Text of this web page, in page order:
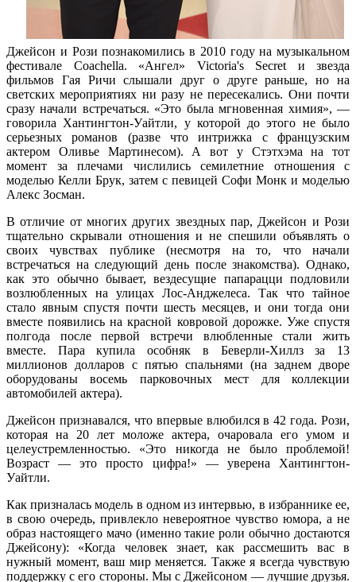
Джейсон и Рози познакомились в 2010 году на музыкальном
фестивале Coachella. «Ангел» Victoria's Secret и звезда
фильмов Гая Ричи слышали друг о друге раньше, но на
светских мероприятиях ни разу не пересекались. Они почти
сразу начали встречаться. «Это была мгновенная химия», —
говорила Хантингтон-Уайтли, у которой до этого не было
серьезных романов (разве что интрижка с французским
актером Оливье Мартинесом). А вот у Стэтхэма на тот
момент за плечами числились семилетние отношения с
моделью Келли Брук, затем с певицей Софи Монк и моделью
Алекс Зосман.
В отличие от многих других звездных пар, Джейсон и Рози
тщательно скрывали отношения и не спешили объявлять о
своих чувствах публике (несмотря на то, что начали
встречаться на следующий день после знакомства). Однако,
как это обычно бывает, вездесущие папарацци подловили
возлюбленных на улицах Лос-Анджелеса. Так что тайное
стало явным спустя почти шесть месяцев, и они тогда они
вместе появились на красной ковровой дорожке. Уже спустя
полгода после первой встречи влюбленные стали жить
вместе. Пара купила особняк в Беверли-Хиллз за 13
миллионов долларов c пятью спальнями (на заднем дворе
оборудованы восемь парковочных мест для коллекции
автомобилей актера).
Джейсон признавался, что впервые влюбился в 42 года. Рози,
которая на 20 лет моложе актера, очаровала его умом и
целеустремленностью. «Это никогда не было проблемой!
Возраст — это просто цифра!» — уверена Хантингтон-
Уайтли.
Как призналась модель в одном из интервью, в избраннике ее,
в свою очередь, привлекло невероятное чувство юмора, а не
образ настоящего мачо (именно такие роли обычно достаются
Джейсону): «Когда человек знает, как рассмешить вас в
нужный момент, ваш мир меняется. Также я всегда чувствую
поддержку с его стороны. Мы с Джейсоном — лучшие друзья.